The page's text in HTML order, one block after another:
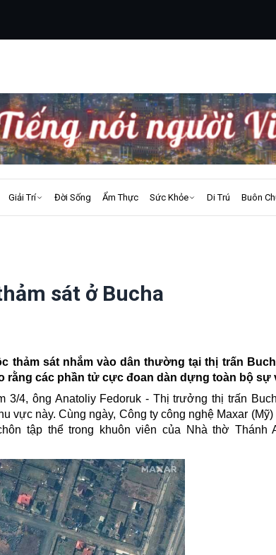
Giải Trí Đời Sống Ẩm Thực Sức Khỏe Di Trú Buôn
sát ở Bucha
thảm sát nhắm vào dân thường tại thị trấn
rằng các phần tử cực đoan dàn dựng toàn bộ sự
3/4, ông Anatoliy Fedoruk - Thị trưởng thị trấn
vực này. Cùng ngày, Công ty công nghệ Maxar
tập thể trong khuôn viên của Nhà thờ Thánh